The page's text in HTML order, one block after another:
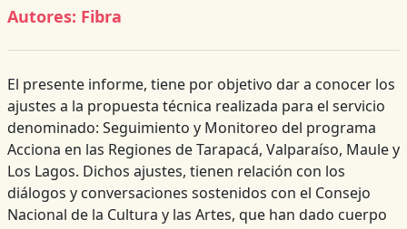
Autores: Fibra
El presente informe, tiene por objetivo dar a conocer los
ajustes a la propuesta técnica realizada para el servicio
denominado: Seguimiento y Monitoreo del programa
Acciona en las Regiones de Tarapacá, Valparaíso, Maule y
Los Lagos. Dichos ajustes, tienen relación con los
diálogos y conversaciones sostenidos con el Consejo
Nacional de la Cultura y las Artes, que han dado cuerpo